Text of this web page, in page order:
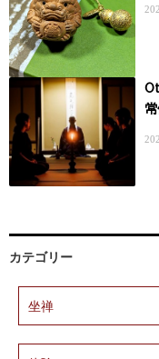
カテゴリー
坐禅